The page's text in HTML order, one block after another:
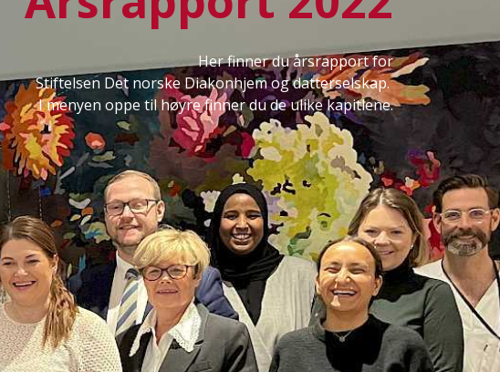
Her finner du årsrapport for
Stiftelsen Det norske Diakonhjem og datterselskap.
I menyen oppe til høyre finner du de ulike kapitlene.